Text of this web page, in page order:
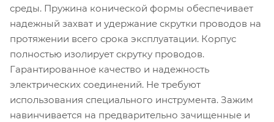
среды. Пружина конической формы обеспечивает
надежный захват и удержание скрутки проводов на
протяжении всего срока эксплуатации. Корпус
полностью изолирует скрутку проводов.
Гарантированное качество и надежность
электрических соединений. Не требуют
использования специального инструмента. Зажим
навинчивается на предварительно зачищенные и